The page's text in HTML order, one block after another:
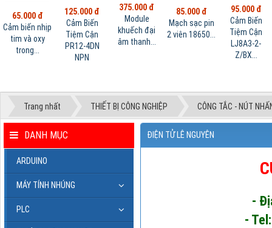
65.000 đ
Cảm biến nhịp
tim và oxy
trong...
125.000 đ
Cảm Biến
Tiệm Cận
PR12-4DN
NPN
375.000 đ
Module
khuếch đại
âm thanh...
85.000 đ
Mạch sạc pin
2 viên 18650...
95.000 đ
Cảm Biến
Tiệm Cận
LJ8A3-2-
Z/BX...
Trang nhất THIẾT BỊ CÔNG NGHIỆP CÔNG TẮC - NÚT
ĐIỆN TỬ LÊ NGUYÊN
-
-
DANH MỤC
ARDUINO
MÁY TÍNH NHÚNG
PLC